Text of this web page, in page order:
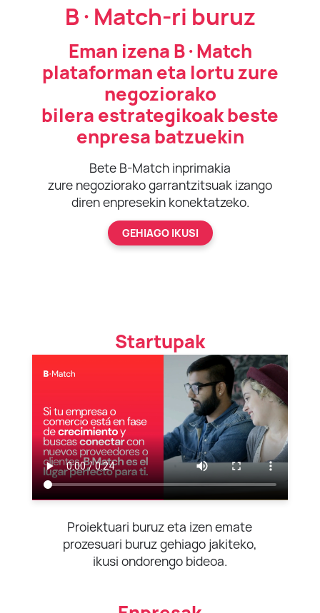
B·Match-ri buruz
Eman izena B·Match
plataforman eta lortu zure
negoziorako
bilera estrategikoak beste
enpresa batzuekin
Bete B-Match inprimakia
zure negoziorako garrantzitsuak izango
diren enpresekin konektatzeko.
GEHIAGO IKUSI
Startupak
Proiektuari buruz eta izen emate
prozesuari buruz gehiago jakiteko,
ikusi ondorengo bideoa.